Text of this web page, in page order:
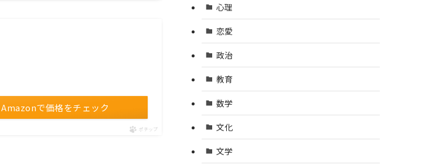
Amazonで価格をチェック
ポチップ
心理
恋愛
政治
教育
数学
文化
文学